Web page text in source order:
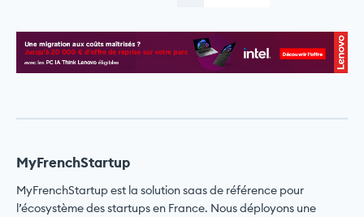
MyFrenchStartup
MyFrenchStartup est la solution saas de référence pour
l’écosystème des startups en France. Nous déployons une